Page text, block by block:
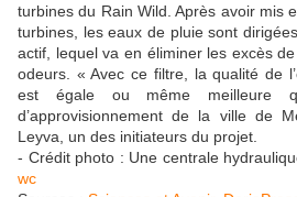
turbines du Rain Wild. Après avoir mis
turbines, les eaux de pluie sont
actif, lequel va en éliminer les excès
odeurs. « Avec ce filtre, la qualité de
est égale ou même meilleure
d’approvisionnement de la ville de
Leyva, un des initiateurs du projet.
- Crédit photo : Une centrale
wc